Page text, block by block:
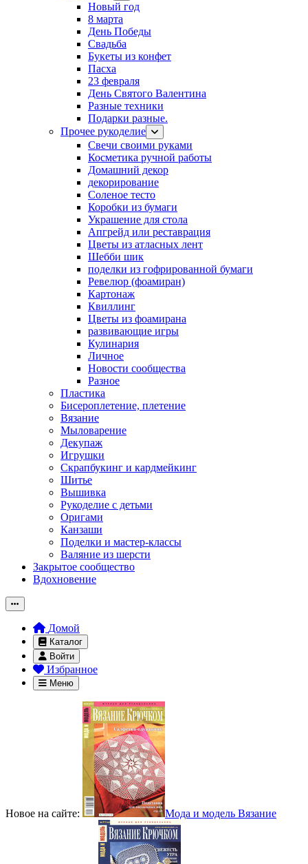
Новый год
8 марта
День Победы
Свадьба
Букеты из конфет
Пасха
23 февраля
День Святого Валентина
Разные техники
Подарки разные.
Прочее рукоделие
Свечи своими руками
Косметика ручной работы
Домашний декор
декорирование
Соленое тесто
Коробки из бумаги
Украшение для стола
Апгрейд или реставрация
Цветы из атласных лент
Шебби шик
поделки из гофрированной бумаги
Ревелюр (фоамиран)
Картонаж
Квиллинг
Цветы из фоамирана
развивающие игры
Кулинария
Личное
Новости сообщества
Разное
Пластика
Бисероплетение, плетение
Вязание
Мыловарение
Декупаж
Игрушки
Скрапбукинг и кардмейкинг
Шитье
Вышивка
Рукоделие с детьми
Оригами
Канзаши
Поделки и мастер-классы
Валяние из шерсти
Закрытое сообщество
Вдохновение
Домой
Каталог
Войти
Избранное
Меню
Новое на сайте: Мода и модель Вязание